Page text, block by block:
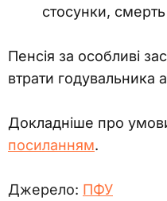
стосунки,
Пенсія за особливі
втрати годувальника
Докладніше про
посиланням.
Джерело: ПФУ